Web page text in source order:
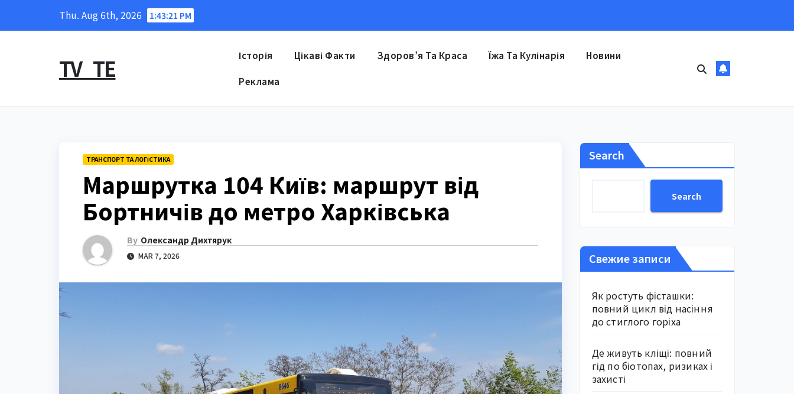
Thu. Aug 6th, 2026 1:43:22 PM
TV_TE Історія Цікаві Факти Здоров’я Та Краса Їжа Та Кулінарія Новини
Реклама
ТРАНСПОРТ ТА ЛОГІСТИКА
Маршрутка 104 Київ: маршрут від
Бортничів до метро Харківська
By Олександр Дихтярук
MAR 7, 2026
Search
Search
Свежие записи
Як ростуть фісташки:
повний цикл від насіння
до стиглого горіха
Де живуть кліщі: повний
гід по біотопах, ризиках і
захисті